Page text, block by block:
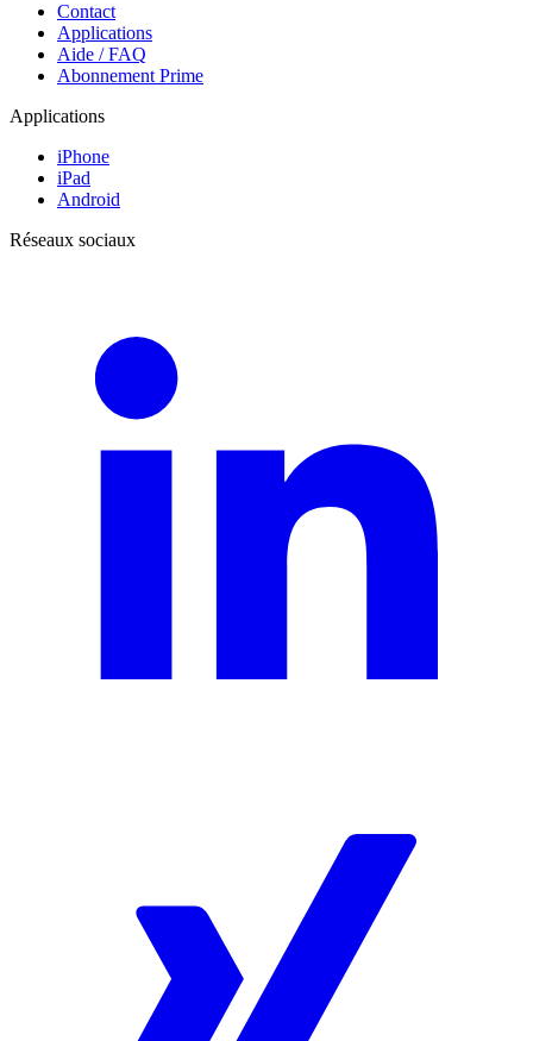
Contact
Applications
Aide / FAQ
Abonnement Prime
Applications
iPhone
iPad
Android
Réseaux sociaux